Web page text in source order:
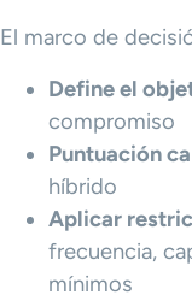
El marco de
Define el
compromiso
Puntuación
híbrido
Aplicar
frecuencia,
mínimos